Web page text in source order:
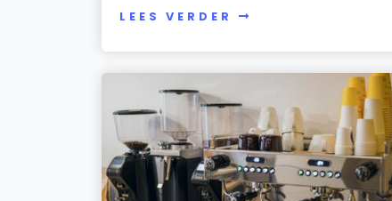
LEES VERDER